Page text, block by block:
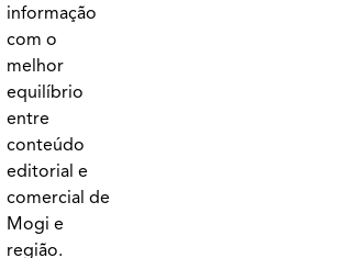
informação
com o
melhor
equilíbrio
entre
conteúdo
editorial e
comercial de
Mogi e
região.